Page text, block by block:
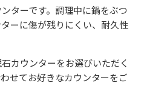
ターです。調理中に鍋をぶつ
ーに傷が残りにくい、耐久性
カウンターをお選びいただく
せてお好きなカウンターをご